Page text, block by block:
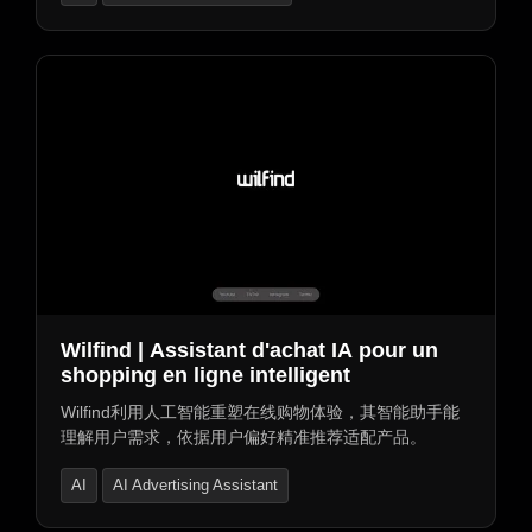
Wilfind | Assistant d'achat IA pour un
shopping en ligne intelligent
Wilfind利用人工智能重塑在线购物体验，其智能助手能
理解用户需求，依据用户偏好精准推荐适配产品。
AI
AI Advertising Assistant